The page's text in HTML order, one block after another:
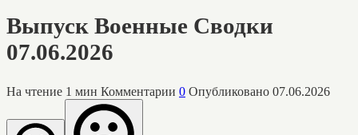
Выпуск Военные Сводки
07.06.2026
На чтение 1 мин Комментарии 0 Опубликовано 07.06.2026